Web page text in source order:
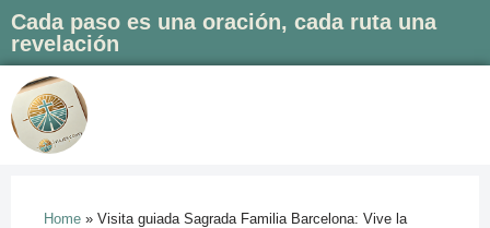
al
contenido
Cada paso es una oración, cada ruta una
revelación
Home » Visita guiada Sagrada Familia Barcelona: Vive la